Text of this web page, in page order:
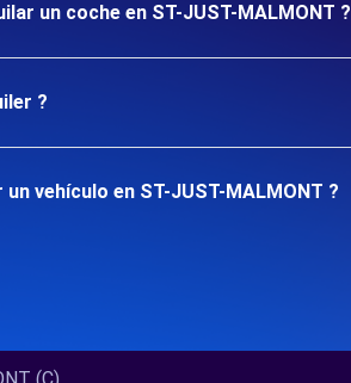
un coche en ST-JUST-MALMONT ?
?
vehículo en ST-JUST-MALMONT ?